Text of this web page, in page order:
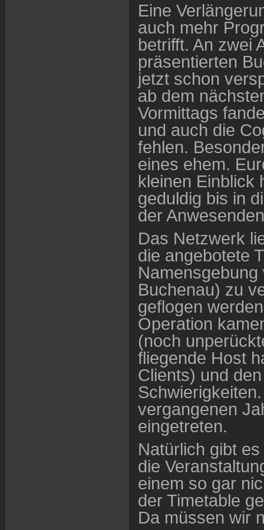
Eine
auch mehr
betrifft. An zwei
präsentierten
jetzt schon
ab dem
Vormittags
und auch die
fehlen.
eines ehem.
kleinen Einblick
geduldig bis in
der
Das Netzwerk
die angebotete
Namensgebung
Buchenau) zu
geflogen
Operation
(noch
fliegende Host
Clients) und
vergangenen
eingetreten.
Natürlich gibt
die
einem so gar
der Timetable
Da müssen wir